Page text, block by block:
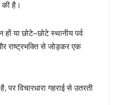
है।
या छोटे–छोटे स्थानीय पर्व
राष्ट्रभक्ति से जोड़कर एक
पर विचारधारा गहराई से उतरती